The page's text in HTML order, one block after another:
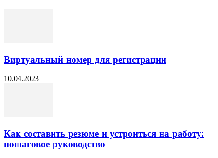
Виртуальный номер для регистрации
10.04.2023
Как составить резюме и устроиться на работу:
пошаговое руководство